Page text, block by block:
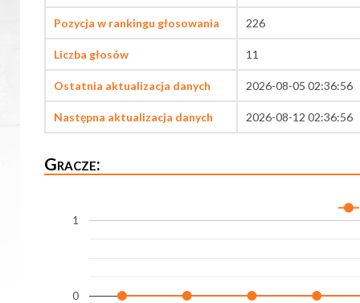
Pozycja w rankingu głosowania 226
Liczba głosów 11
Ostatnia aktualizacja danych 2026-08-05 02:36:56
Następna aktualizacja danych 2026-08-12 02:36:56
Gracze:
0
1